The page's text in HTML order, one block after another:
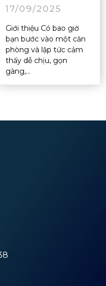
17/09/2025
Giới thiệu Có bao giờ
bạn bước vào một căn
phòng và lập tức cảm
thấy dễ chịu, gọn
gàng,...